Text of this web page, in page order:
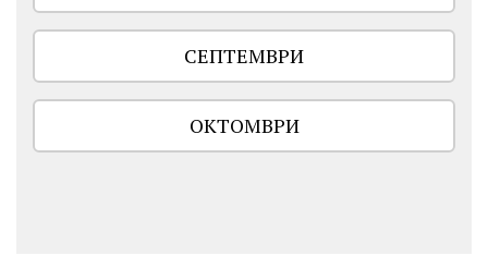
СЕПТЕМВРИ
ОКТОМВРИ